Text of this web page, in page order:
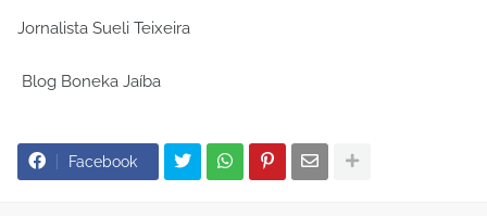
Jornalista Sueli Teixeira
Blog Boneka Jaíba
Facebook